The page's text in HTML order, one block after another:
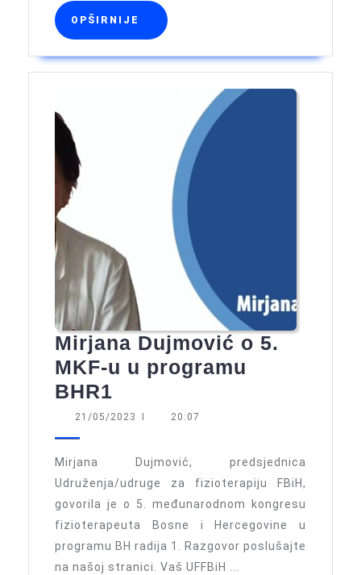
OPŠIRNIJE OPŠIRNIJE
Mirjana Dujmović o 5.
MKF-u u programu
BHR1
Dujmović
MKF-
u
u
programu
21/05/2023 21/05/2023
20:07
Mirjana Dujmović, predsjednica
Udruženja/udruge za fizioterapiju FBiH,
govorila je o 5. međunarodnom kongresu
fizioterapeuta Bosne i Hercegovine u
programu BH radija 1. Razgovor poslušajte
na našoj stranici. Vaš UFFBiH ...